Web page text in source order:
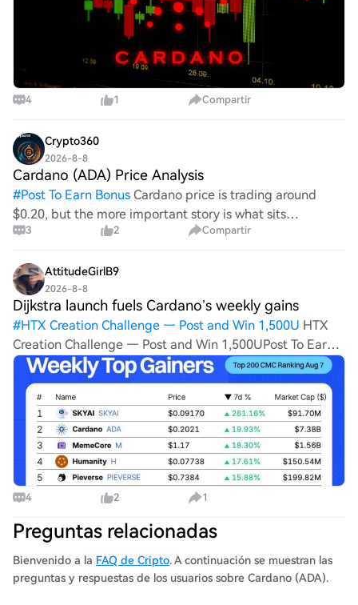
4 1 Compartir
Crypto360
2026-8-8
Cardano (ADA) Price Analysis
#Post To Earn Bonus Cardano price is trading around
$0.20, but the more important story is what sits
immediately above it. ADA has spent months under a
repeatedly acte
3 2 Compartir
AttitudeGirlB9
2026-8-8
Dijkstra launch fuels Cardano’s weekly gains
#HTX Creation Challenge — Post and Win 1,500U HTX
Creation Challenge — Post and Win 1,500UPost To Earn
Bonus Post To Earn BonusDijkstra launch fuels Cardano’s
weekly gains According to CoinMarketCap, Cardano
came a distant second among the larges
4 2 1
Preguntas relacionadas
Bienvenido a la FAQ de Cripto. A continuación se muestran las
preguntas y respuestas de los usuarios sobre Cardano (ADA).